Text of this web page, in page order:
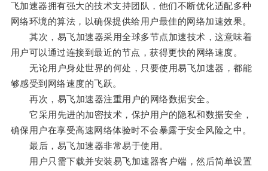
飞加速器拥有强大的技术支持团队，他们不断优化适配多种
网络环境的算法，以确保提供给用户最佳的网络加速效果。
其次，易飞加速器采用全球多节点加速技术，这意味着
用户可以通过连接到最近的节点，获得更快的网络速度。
无论用户身处世界的何处，只要使用易飞加速器，都能
够感受到网络速度的飞跃。
再次，易飞加速器注重用户的网络数据安全。
它采用先进的加密技术，保护用户的隐私和数据安全，
确保用户在享受高速网络体验时不会暴露于安全风险之中。
最后，易飞加速器非常易于使用。
用户只需下载并安装易飞加速器客户端，然后简单设置